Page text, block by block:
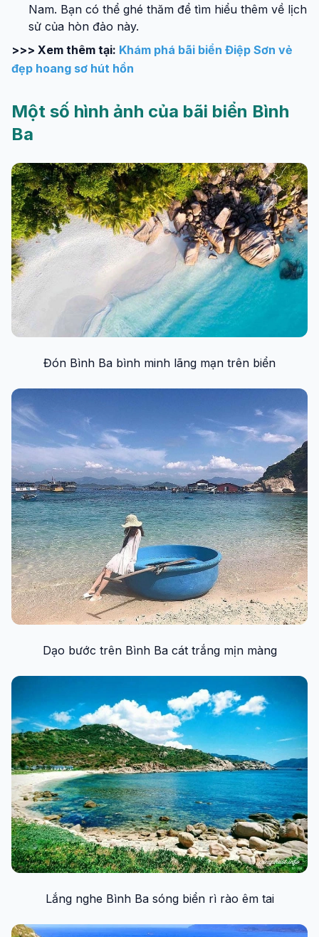
Nam. Bạn có thể ghé thăm để tìm hiểu thêm về lịch
sử của hòn đảo này.
>>> Xem thêm tại: Khám phá bãi biển Điệp Sơn vẻ
đẹp hoang sơ hút hồn
Một số hình ảnh của bãi biển Bình
Ba
Đón Bình Ba bình minh lãng mạn trên biển
Dạo bước trên Bình Ba cát trắng mịn màng
Lắng nghe Bình Ba sóng biển rì rào êm tai